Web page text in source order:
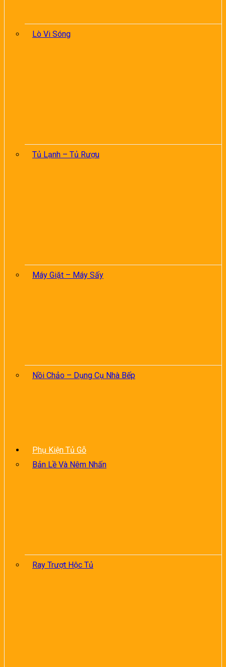
Lò Vi Sóng
Tủ Lạnh – Tủ Rượu
Máy Giặt – Máy Sấy
Nồi Chảo – Dụng Cụ Nhà Bếp
Phụ Kiện Tủ Gỗ
Bản Lề Và Nêm Nhấn
Ray Trượt Hộc Tủ